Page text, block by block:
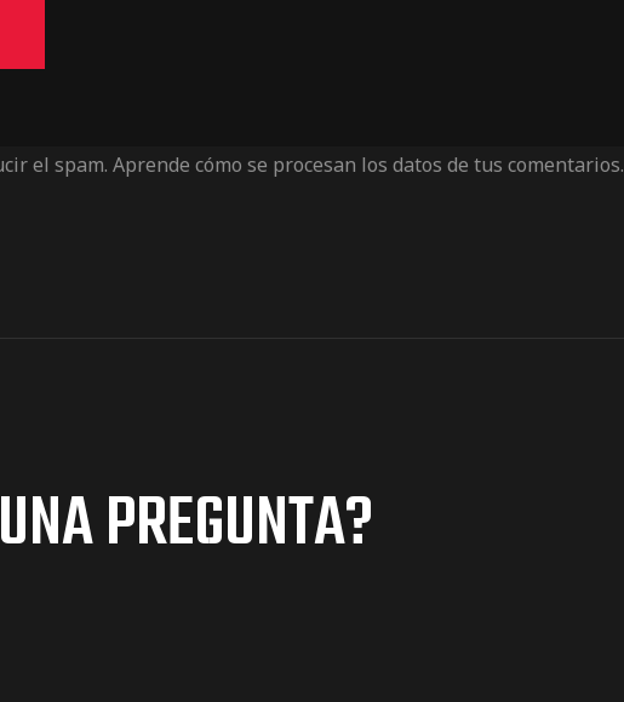
el spam. Aprende cómo se procesan los datos de tus comentarios.
PREGUNTA?